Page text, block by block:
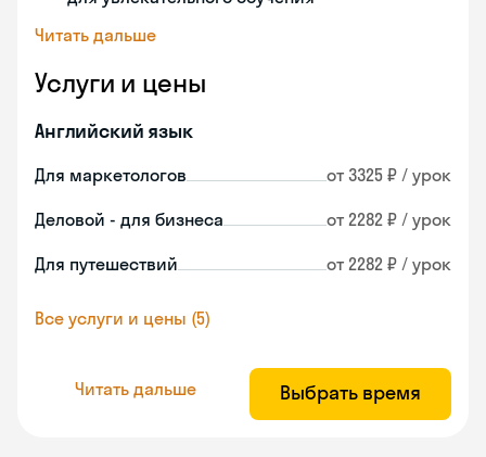
Читать дальше
Услуги и цены
Английский язык
Для маркетологов от 3325 ₽ / урок
Деловой - для бизнеса от 2282 ₽ / урок
Для путешествий от 2282 ₽ / урок
Все услуги и цены (5)
Читать дальше Выбрать время